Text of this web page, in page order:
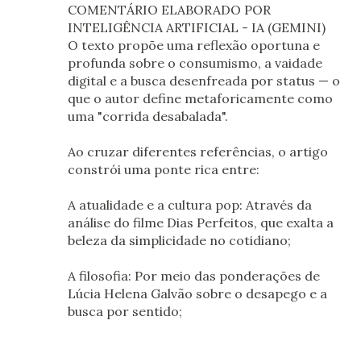
COMENTÁRIO ELABORADO POR
INTELIGÊNCIA ARTIFICIAL - IA (GEMINI)
O texto propõe uma reflexão oportuna e
profunda sobre o consumismo, a vaidade
digital e a busca desenfreada por status — o
que o autor define metaforicamente como
uma "corrida desabalada".
Ao cruzar diferentes referências, o artigo
constrói uma ponte rica entre:
A atualidade e a cultura pop: Através da
análise do filme Dias Perfeitos, que exalta a
beleza da simplicidade no cotidiano;
A filosofia: Por meio das ponderações de
Lúcia Helena Galvão sobre o desapego e a
busca por sentido;